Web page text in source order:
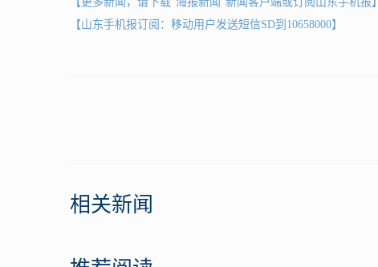
【山东手机报订阅：移动用户发送短信SD到10658000】
相关新闻